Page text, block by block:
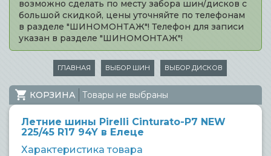
возможно сделать по месту забора шин/дисков с
большой скидкой, цены уточняйте по телефонам
в разделе "ШИНОМОНТАЖ"! Телефон для записи
указан в разделе "ШИНОМОНТАЖ"!
ГЛАВНАЯ ВЫБОР ШИН ВЫБОР ДИСКОВ
КОРЗИНА Товары не выбраны
Летние шины Pirelli Cinturato-P7 NEW
225/45 R17 94Y в Елеце
Характеристика товара